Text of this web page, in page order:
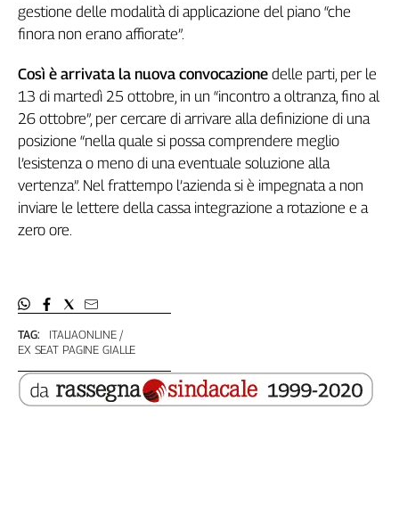
Le
trasmissioni
tv
Work
in
Progress
L'Italia
nel
Lavoro
Territori
Adige
Calabria
Campania
Emilia-
TAG:
ITALIAONLINE
EX SEAT PAGINE GIALLE
gestione delle modalità di applicazione del piano “che
finora non erano affiorate”.
Così è arrivata la nuova convocazione delle parti, per le
13 di martedì 25 ottobre, in un “incontro a oltranza, fino al
26 ottobre”, per cercare di arrivare alla definizione di una
posizione “nella quale si possa comprendere meglio
l’esistenza o meno di una eventuale soluzione alla
vertenza”. Nel frattempo l’azienda si è impegnata a non
inviare le lettere della cassa integrazione a rotazione e a
zero ore.